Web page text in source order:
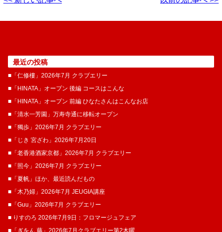
最近の投稿
■「仁修樓」2026年7月 クラブエリー
■「HINATA」オープン 後編 コースはこんな
■「HINATA」オープン 前編 ひなたさんはこんなお店
■「清水一芳園」万寿寺通に移転オープン
■「獨歩」2026年7月 クラブエリー
■「じき 宮ざわ」2026年7月20日
■「老香港酒家京都」2026年7月 クラブエリー
■「照今」2026年7月 クラブエリー
■「夏帆」ほか、最近読んだもの
■「木乃婦」2026年7月 JEUGIA講座
■「Guu」2026年7月 クラブエリー
■ りすのろ 2026年7月9日：フロマージュフェア
■「ぎをん 藤」2026年7月クラブエリー第2木曜